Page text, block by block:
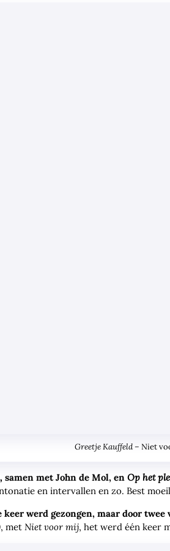
Greetje Kauffeld – Niet
samen met John de Mol, en Op het
en intervallen en zo. Best
werd gezongen, maar door
met Niet voor mij, het werd één keer